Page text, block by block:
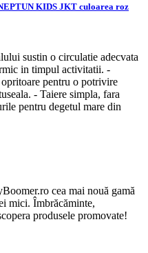
KIDS JKT culoarea roz
sustin o circulatie adecvata
in timpul activitatii. -
pentru o potrivire
- Taiere simpla, fara
pentru degetul mare din
cea mai nouă gamă
mici. Îmbrăcăminte,
produsele promovate!